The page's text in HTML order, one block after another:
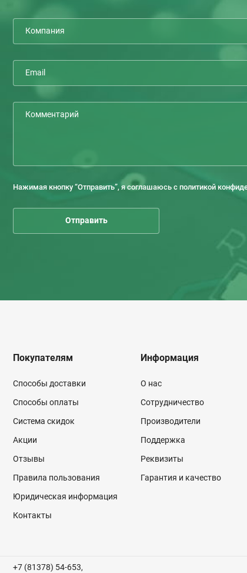
Нажимая кнопку “Отправить”, я соглашаюсь с политикой
Покупателям
Способы доставки
Способы оплаты
Система скидок
Акции
Отзывы
Правила пользования
Юридическая информация
Контакты
Информация
О нас
Сотрудничество
Производители
Поддержка
Реквизиты
Гарантия и качество
+7 (81378) 54-653,